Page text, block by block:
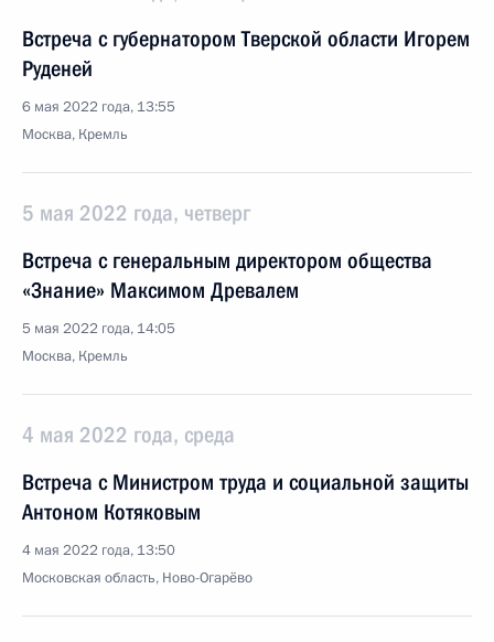
Встреча с губернатором Тверской области Игорем
Руденей
6 мая 2022 года, 13:55
Москва, Кремль
5 мая 2022 года, четверг
Встреча с генеральным директором общества
«Знание» Максимом Древалем
5 мая 2022 года, 14:05
Москва, Кремль
4 мая 2022 года, среда
Встреча с Министром труда и социальной защиты
Антоном Котяковым
4 мая 2022 года, 13:50
Московская область, Ново-Огарёво